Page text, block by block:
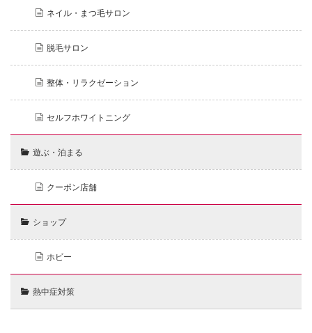
ネイル・まつ毛サロン
脱毛サロン
整体・リラクゼーション
セルフホワイトニング
遊ぶ・泊まる
クーポン店舗
ショップ
ホビー
熱中症対策